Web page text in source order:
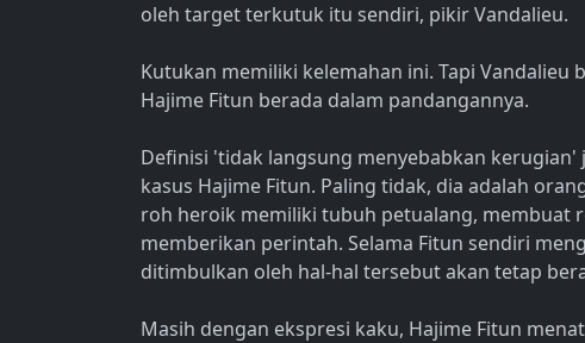
oleh target terkutuk itu sendiri, pikir Vandalieu.
Kutukan memiliki kelemahan ini. Tapi
Hajime Fitun berada dalam pandangannya.
Definisi 'tidak langsung menyebabkan
kasus Hajime Fitun. Paling tidak, dia adalah
roh heroik memiliki tubuh petualang, membuat
memberikan perintah. Selama Fitun sendiri
ditimbulkan oleh hal-hal tersebut akan tetap
Masih dengan ekspresi kaku, Hajime Fitun